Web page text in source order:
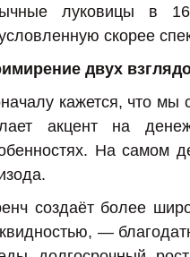
луковицы в
скорее
двух
кажется, что
акцент на
На самом
создаёт более
—